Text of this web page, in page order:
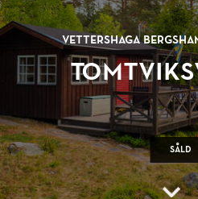
Vettershaga
Såld